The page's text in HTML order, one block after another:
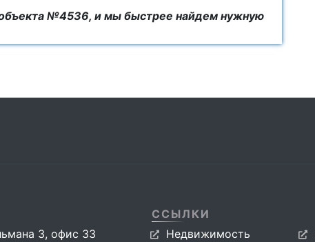
№4536, и мы быстрее найдем нужную
3, офис 33
ССЫЛКИ
Недвижимость